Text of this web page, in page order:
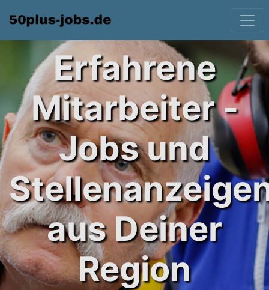
Erfahrene
Mitarbeiter -
Jobs und
aus Deiner
Region